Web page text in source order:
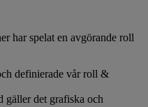
har spelat en avgörande roll
definierade vår roll &
gäller det grafiska och